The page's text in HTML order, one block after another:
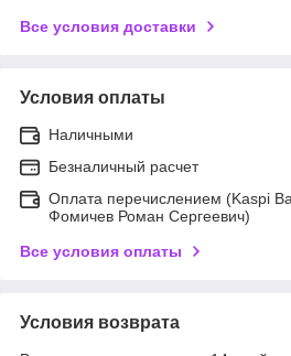
Все условия доставки
Условия оплаты
Наличными
Безналичный расчет
Оплата перечислением (Kaspi
Фомичев Роман Сергеевич)
Все условия оплаты
Условия возврата